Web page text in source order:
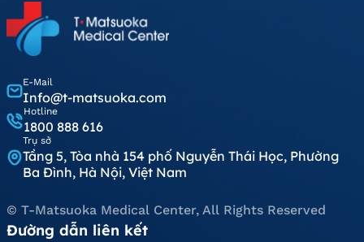
E-Mail
Info@t-matsuoka.com
Hotline
1800 888 616
Trụ sở
Tầng 5, Tòa nhà 154 phố Nguyễn Thái Học, Phường
Ba Đình, Hà Nội, Việt Nam
© T-Matsuoka Medical Center, All Rights Reserved
Đường dẫn liên kết